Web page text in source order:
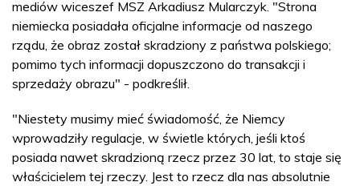
mediów wiceszef MSZ Arkadiusz Mularczyk. "Strona
niemiecka posiadała oficjalne informacje od naszego
rządu, że obraz został skradziony z państwa polskiego;
pomimo tych informacji dopuszczono do transakcji i
sprzedaży obrazu" - podkreślił.
"Niestety musimy mieć świadomość, że Niemcy
wprowadziły regulacje, w świetle których, jeśli ktoś
posiada nawet skradzioną rzecz przez 30 lat, to staje się
właścicielem tej rzeczy. Jest to rzecz dla nas absolutnie